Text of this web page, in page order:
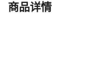
商品详情